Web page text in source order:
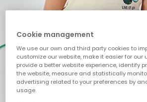
Cookie management
We use our own and third party cookies to
customize our website, make it easier for our
provide a better website experience, identify
the website, measure and statistically
advertising related to your preferences by
usage.